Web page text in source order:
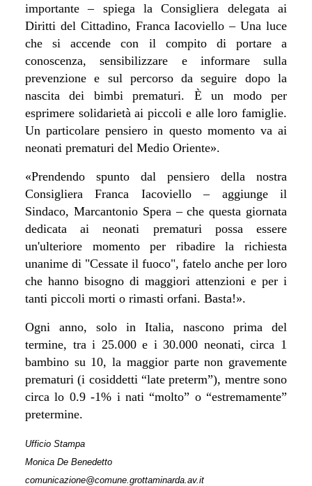
importante – spiega la Consigliera delegata ai
Diritti del Cittadino, Franca Iacoviello – Una luce
che si accende con il compito di portare a
conoscenza, sensibilizzare e informare sulla
prevenzione e sul percorso da seguire dopo la
nascita dei bimbi prematuri. È un modo per
esprimere solidarietà ai piccoli e alle loro famiglie.
Un particolare pensiero in questo momento va ai
neonati prematuri del Medio Oriente».
«Prendendo spunto dal pensiero della nostra
Consigliera Franca Iacoviello – aggiunge il
Sindaco, Marcantonio Spera – che questa giornata
dedicata ai neonati prematuri possa essere
un'ulteriore momento per ribadire la richiesta
unanime di "Cessate il fuoco", fatelo anche per loro
che hanno bisogno di maggiori attenzioni e per i
tanti piccoli morti o rimasti orfani. Basta!».
Ogni anno, solo in Italia, nascono prima del
termine, tra i 25.000 e i 30.000 neonati, circa 1
bambino su 10, la maggior parte non gravemente
prematuri (i cosiddetti “late preterm”), mentre sono
circa lo 0.9 -1% i nati “molto” o “estremamente”
pretermine.
Ufficio Stampa
Monica De Benedetto
comunicazione@comune.grottaminarda.av.it